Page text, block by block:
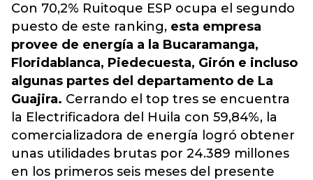
Con 70,2% Ruitoque ESP ocupa el segundo
puesto de este ranking, esta empresa
provee de energía a la Bucaramanga,
Floridablanca, Piedecuesta, Girón e incluso
algunas partes del departamento de La
Guajira. Cerrando el top tres se encuentra
la Electrificadora del Huila con 59,84%, la
comercializadora de energía logró obtener
unas utilidades brutas por 24.389 millones
en los primeros seis meses del presente